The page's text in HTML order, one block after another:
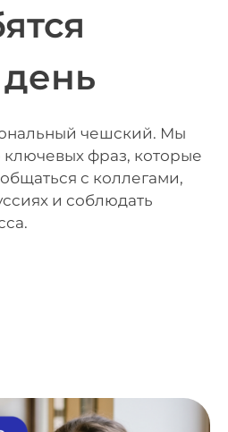
чешский. Мы
ключевых фраз, которые
с коллегами,
и соблюдать